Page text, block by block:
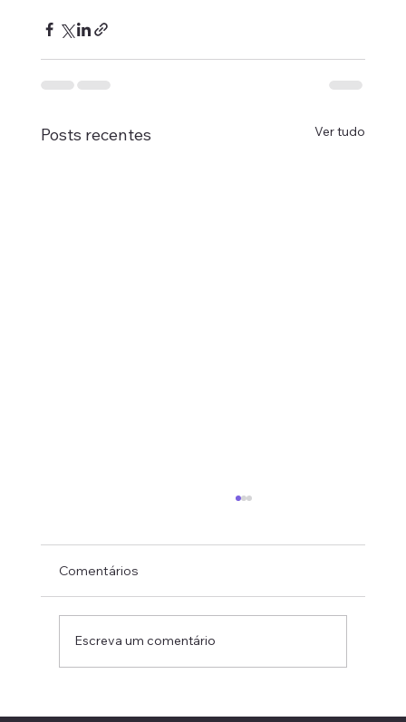
Posts recentes Ver tudo
Comentários
Escreva um comentário